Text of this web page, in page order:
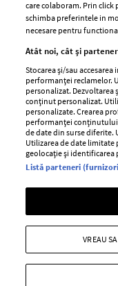
GSP
Unica
Baby
Retete
Pariază
Jocurile de
Copyright
care colaboram. Prin click
schimba preferintele in
necesare pentru
Atât noi, cât și
Stocarea și/sau
performanței reclamelor.
personalizat.
conținut personalizat.
personalizate. Crearea
performanței
de date din surse
Utilizarea de date limitate
geolocație și
Listă parteneri
VREAU